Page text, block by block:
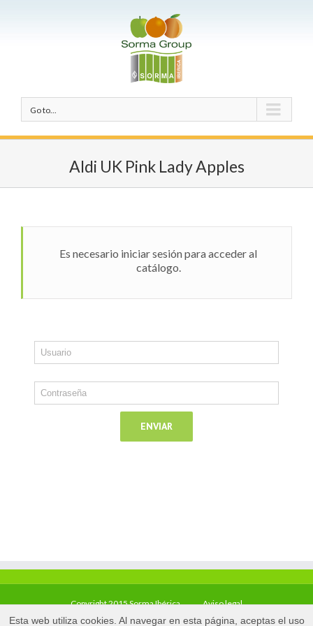
Go to...
Aldi UK Pink Lady Apples
Es necesario iniciar sesión para acceder al
catálogo.
Copyright 2015 Sorma Ibérica Aviso legal
Esta web utiliza cookies. Al navegar en esta página, aceptas el uso